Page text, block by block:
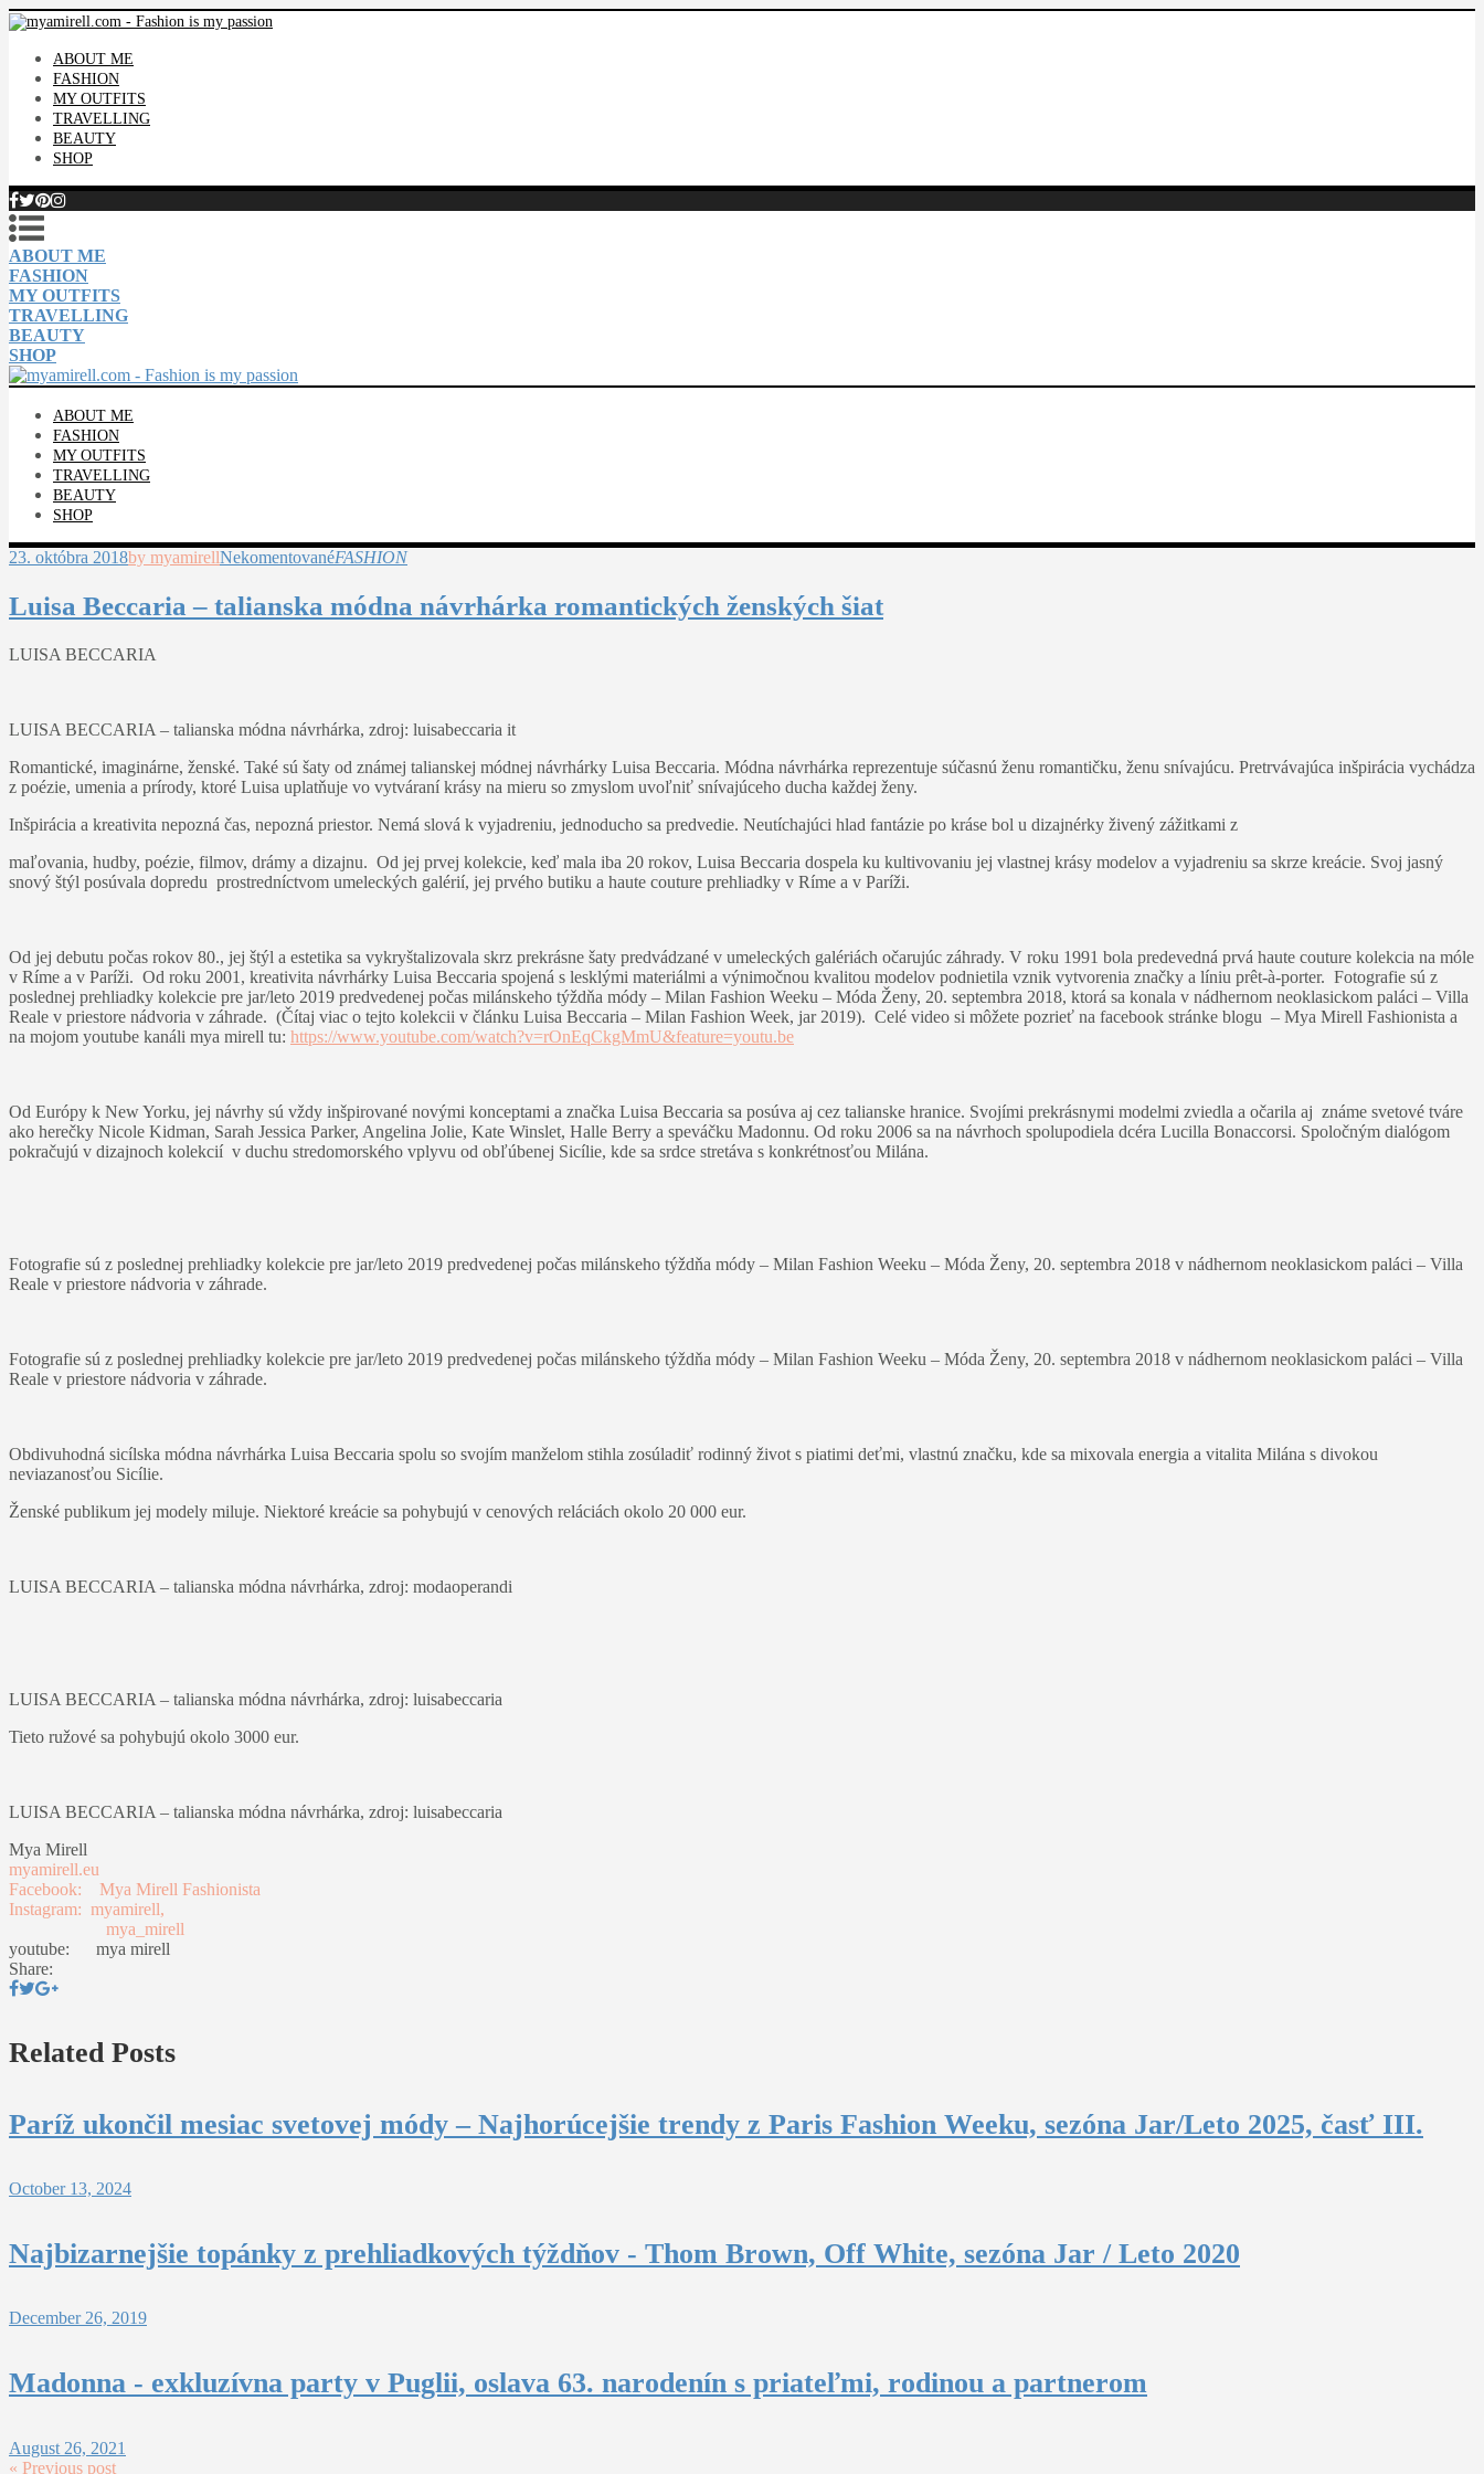
ABOUT ME
FASHION
MY OUTFITS
TRAVELLING
BEAUTY
SHOP
ABOUT ME
FASHION
MY OUTFITS
TRAVELLING
BEAUTY
SHOP
ABOUT ME
FASHION
MY OUTFITS
TRAVELLING
BEAUTY
SHOP
23. októbra 2018by myamirellNekomentovanéFASHION
Luisa Beccaria – talianska módna návrhárka romantických ženských šiat
LUISA BECCARIA
LUISA BECCARIA – talianska módna návrhárka, zdroj: luisabeccaria it
Romantické, imaginárne, ženské. Také sú šaty od známej talianskej módnej návrhárky Luisa Beccaria. Módna návrhárka reprezentuje súčasnú ženu romantičku, ženu snívajúcu. Pretrvávajúca inšpirácia vychádza
z poézie, umenia a prírody, ktoré Luisa uplatňuje vo vytváraní krásy na mieru so zmyslom uvoľniť snívajúceho ducha každej ženy.
Inšpirácia a kreativita nepozná čas, nepozná priestor. Nemá slová k vyjadreniu, jednoducho sa predvedie. Neutíchajúci hlad fantázie po kráse bol u dizajnérky živený zážitkami z
maľovania, hudby, poézie, filmov, drámy a dizajnu. Od jej prvej kolekcie, keď mala iba 20 rokov, Luisa Beccaria dospela ku kultivovaniu jej vlastnej krásy modelov a vyjadreniu sa skrze kreácie. Svoj jasný
snový štýl posúvala dopredu prostredníctvom umeleckých galérií, jej prvého butiku a haute couture prehliadky v Ríme a v Paríži.
Od jej debutu počas rokov 80., jej štýl a estetika sa vykryštalizovala skrz prekrásne šaty predvádzané v umeleckých galériách očarujúc záhrady. V roku 1991 bola predevedná prvá haute couture kolekcia na móle
v Ríme a v Paríži. Od roku 2001, kreativita návrhárky Luisa Beccaria spojená s lesklými materiálmi a výnimočnou kvalitou modelov podnietila vznik vytvorenia značky a líniu prêt-à-porter. Fotografie sú z
poslednej prehliadky kolekcie pre jar/leto 2019 predvedenej počas milánskeho týždňa módy – Milan Fashion Weeku – Móda Ženy, 20. septembra 2018, ktorá sa konala v nádhernom neoklasickom paláci – Villa
Reale v priestore nádvoria v záhrade. (Čítaj viac o tejto kolekcii v článku Luisa Beccaria – Milan Fashion Week, jar 2019). Celé video si môžete pozrieť na facebook stránke blogu – Mya Mirell Fashionista a
na mojom youtube kanáli mya mirell tu: https://www.youtube.com/watch?v=rOnEqCkgMmU&feature=youtu.be
Od Európy k New Yorku, jej návrhy sú vždy inšpirované novými konceptami a značka Luisa Beccaria sa posúva aj cez talianske hranice. Svojími prekrásnymi modelmi zviedla a očarila aj známe svetové tváre
ako herečky Nicole Kidman, Sarah Jessica Parker, Angelina Jolie, Kate Winslet, Halle Berry a speváčku Madonnu. Od roku 2006 sa na návrhoch spolupodiela dcéra Lucilla Bonaccorsi. Spoločným dialógom
pokračujú v dizajnoch kolekcií v duchu stredomorského vplyvu od obľúbenej Sicílie, kde sa srdce stretáva s konkrétnosťou Milána.
Fotografie sú z poslednej prehliadky kolekcie pre jar/leto 2019 predvedenej počas milánskeho týždňa módy – Milan Fashion Weeku – Móda Ženy, 20. septembra 2018 v nádhernom neoklasickom paláci – Villa
Reale v priestore nádvoria v záhrade.
Fotografie sú z poslednej prehliadky kolekcie pre jar/leto 2019 predvedenej počas milánskeho týždňa módy – Milan Fashion Weeku – Móda Ženy, 20. septembra 2018 v nádhernom neoklasickom paláci – Villa
Reale v priestore nádvoria v záhrade.
Obdivuhodná sicílska módna návrhárka Luisa Beccaria spolu so svojím manželom stihla zosúladiť rodinný život s piatimi deťmi, vlastnú značku, kde sa mixovala energia a vitalita Milána s divokou
neviazanosťou Sicílie.
Ženské publikum jej modely miluje. Niektoré kreácie sa pohybujú v cenových reláciách okolo 20 000 eur.
LUISA BECCARIA – talianska módna návrhárka, zdroj: modaoperandi
LUISA BECCARIA – talianska módna návrhárka, zdroj: luisabeccaria
Tieto ružové sa pohybujú okolo 3000 eur.
LUISA BECCARIA – talianska módna návrhárka, zdroj: luisabeccaria
Mya Mirell
myamirell.eu
Facebook: Mya Mirell Fashionista
Instagram: myamirell,
mya_mirell
youtube: mya mirell
Share:
Related Posts
Paríž ukončil mesiac svetovej módy – Najhorúcejšie trendy z Paris Fashion Weeku, sezóna Jar/Leto 2025, časť III.
October 13, 2024
Najbizarnejšie topánky z prehliadkových týždňov - Thom Brown, Off White, sezóna Jar / Leto 2020
December 26, 2019
Madonna - exkluzívna party v Puglii, oslava 63. narodenín s priateľmi, rodinou a partnerom
August 26, 2021
« Previous post